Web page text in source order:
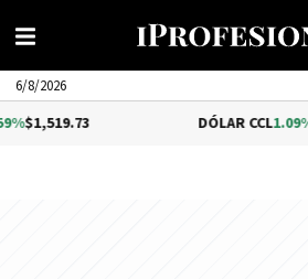
6/8/2026
DÓLAR CCL1.09%$1,576.54